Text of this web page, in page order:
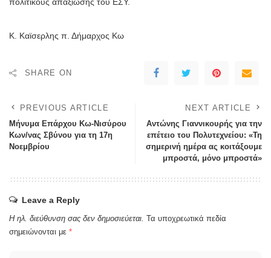
Κ. Καϊσερλης π. Δήμαρχος Κω
SHARE ON
PREVIOUS ARTICLE
Μήνυμα Επάρχου Κω-Νισύρου
Κων/νας Σβύνου για τη 17η
Νοεμβρίου
NEXT ARTICLE
Αντώνης Γιαννικουρής για την
επέτειο του Πολυτεχνείου: «Τη
σημερινή ημέρα ας κοιτάξουμε
μπροστά, μόνο μπροστά»
Leave a Reply
Η ηλ. διεύθυνση σας δεν δημοσιεύεται. Τα υποχρεωτικά πεδία
σημειώνονται με *